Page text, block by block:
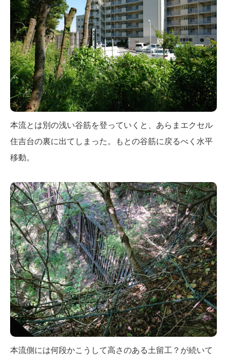
本流とは別の浅い谷筋を登っていくと、あらまエクセル
住吉台の裏に出てしまった。もとの谷筋に戻るべく水平
移動。
本流側には何段かこうして高さのある土留工？が続いて